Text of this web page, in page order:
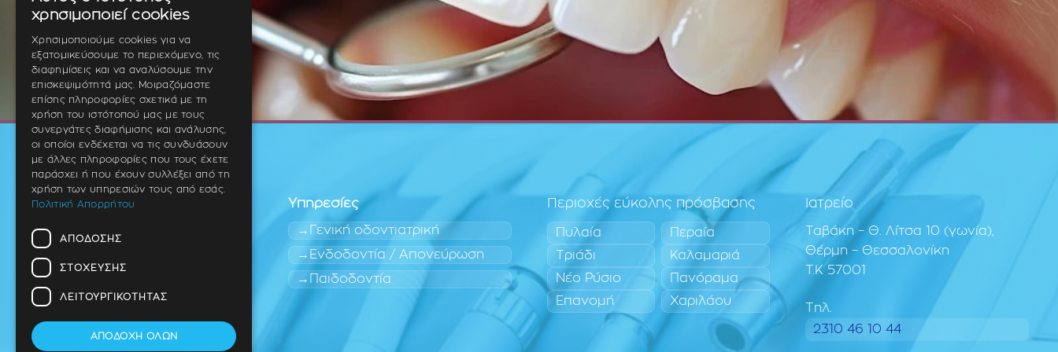
Οδοντίατρος Θέρμη (Ανατολική
Υπηρεσίες
Γενική οδοντιατρική
Ενδοδοντία / Απονεύρωση
Παιδοδοντία
Περιοχές εύκολης πρόσβασης
Πυλαία
Τριάδι
Νέο Ρύσιο
Επανομή
Περαία
Καλαμαριά
Πανόραμα
Χαριλάου
Ιατρείο
Ταβάκη – Θ. Λίτσα 10 (γωνία),
Θέρμη – Θεσσαλονίκη
T.K 57001
Τηλ.
2310 46 10 44
χρησιμοποιεί cookies
Χρησιμοποιούμε cookies για να
εξατομικεύσουμε το περιεχόμενο, τις
διαφημίσεις και να αναλύσουμε την
επισκεψιμότητά μας. Μοιραζόμαστε
επίσης πληροφορίες σχετικά με τη
χρήση του ιστότοπού μας με τους
συνεργάτες διαφήμισης και ανάλυσης,
οι οποίοι ενδέχεται να τις συνδυάσουν
με άλλες πληροφορίες που τους έχετε
παράσχει ή που έχουν συλλέξει από τη
χρήση των υπηρεσιών τους από εσάς.
Πολιτική Απορρήτου
ΑΠΌΔΟΣΗΣ
ΣΤΌΧΕΥΣΗΣ
ΛΕΙΤΟΥΡΓΙΚΌΤΗΤΑΣ
ΑΠΟΔΟΧΉ ΌΛΩΝ